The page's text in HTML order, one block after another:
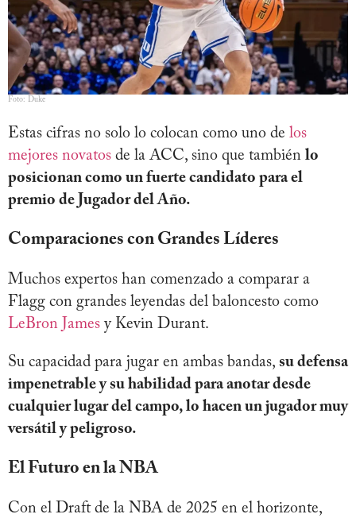
Foto: Duke
Estas cifras no solo lo colocan como uno de los
mejores novatos de la ACC, sino que también lo
posicionan como un fuerte candidato para el
premio de Jugador del Año.
Comparaciones con Grandes Líderes
Muchos expertos han comenzado a comparar a
Flagg con grandes leyendas del baloncesto como
LeBron James y Kevin Durant.
Su capacidad para jugar en ambas bandas, su defensa
impenetrable y su habilidad para anotar desde
cualquier lugar del campo, lo hacen un jugador muy
versátil y peligroso.
El Futuro en la NBA
Con el Draft de la NBA de 2025 en el horizonte,